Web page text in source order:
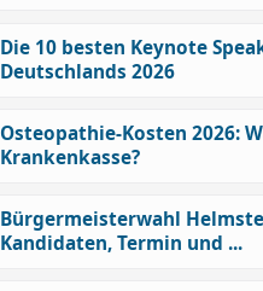
Die 10 besten Keynote
Deutschlands 2026
Osteopathie-Kosten 2026:
Krankenkasse?
Bürgermeisterwahl
Kandidaten, Termin und ...